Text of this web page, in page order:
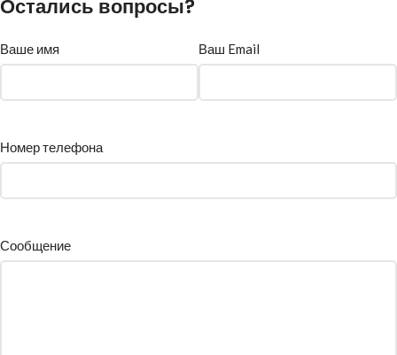
Остались вопросы?
Ваше имя Ваш Email
Номер телефона
Сообщение